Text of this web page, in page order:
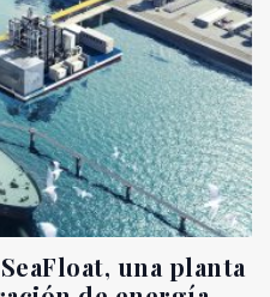
una planta